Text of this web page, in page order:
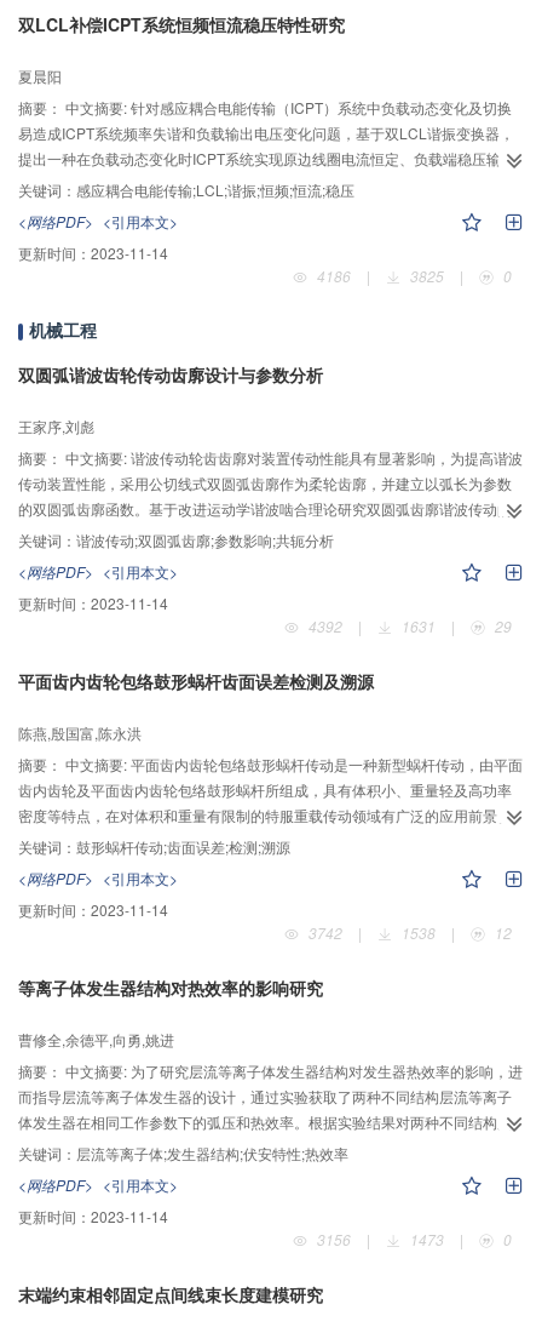
双LCL补偿ICPT系统恒频恒流稳压特性研究
夏晨阳
摘要： 中文摘要: 针对感应耦合电能传输（ICPT）系统中负载动态变化及切换
易造成ICPT系统频率失谐和负载输出电压变化问题，基于双LCL谐振变换器，
提出一种在负载动态变化时ICPT系统实现原边线圈电流恒定、负载端稳压输出
并保证工作频率稳定性的设计方法。本文首先分析了副边LCL补偿ICPT系统的
恒压特性，结合ICPT系统拾取端反射阻抗呈阻容性且容性部分与负载变化无关
这一特点，提出两种原边补偿电路设计方法，同时在此基础上分析了原边LCL
补偿ICPT系统实现原边线圈的恒流工作特性条件；接着给出了双LCL补偿ICPT
系统同时实现原边线圈电流恒定、负载端电压稳定、工作频率稳定的总体条
后，搭建仿真和实验平台，对理论分析进行了仿真和实验验证，仿真和实验结
果验证了理论分析方法的可行性。
关键词： 感应耦合电能传输;LCL;谐振;恒频;恒流;稳压
<网络PDF> <引用本文>
更新时间： 2023-11-14
4186
| 3825 | 0
机械工程
双圆弧谐波齿轮传动齿廓设计与参数分析
王家序,刘彪
摘要： 中文摘要: 谐波传动轮齿齿廓对装置传动性能具有显著影响，为提高谐波
传动装置性能，采用公切线式双圆弧齿廓作为柔轮齿廓，并建立以弧长为参数
的双圆弧齿廓函数。基于改进运动学谐波啮合理论研究双圆弧齿廓谐波传动的
共轭区域、共轭齿廓，并分析啮合参数和结构参数对共轭区域及共轭齿廓的影
响规律。研究结果表明：双圆弧齿廓谐波传动在啮合过程中有两个共轭区域，
且存在两次啮合及两点啮合现象；柔轮凸齿廓与凹齿廓圆弧半径、公切线倾角
与长度、径向变形量系数、壁厚等对谐波传动的共轭角度与区间、共轭齿廓弧
长、共轭齿廓半径与位置等影响显著，且研究实例中适当减小上述啮合参数或
关键词： 谐波传动;双圆弧齿廓;参数影响;共轭分析
<网络PDF> <引用本文>
更新时间： 2023-11-14
4392
| 1631 | 29
平面齿内齿轮包络鼓形蜗杆齿面误差检测及溯源
陈燕,殷国富,陈永洪
摘要： 中文摘要: 平面齿内齿轮包络鼓形蜗杆传动是一种新型蜗杆传动，由平面
齿内齿轮及平面齿内齿轮包络鼓形蜗杆所组成，具有体积小、重量轻及高功率
密度等特点，在对体积和重量有限制的特服重载传动领域有广泛的应用前景。
为了掌握平面齿内齿轮包络鼓形蜗杆齿面精度理论，本文利用微分几何与啮合
理论建立含工艺误差的齿面数学模型，基于齿轮测量中心自由扫略功能分析齿
面数据采集方式，探讨测头半径补偿原理及齿形匹配方法等，研究基于遗传算
法的齿面误差溯源优化算法，并对样件齿面进行误差检测试验及误差溯源分
析，验证了上述误差检测原理及溯源方法的可行性。研究内容能为平面齿内齿
包络鼓形蜗杆传动的推广和应用。
关键词： 鼓形蜗杆传动;齿面误差;检测;溯源
<网络PDF> <引用本文>
更新时间： 2023-11-14
3742
| 1538 | 12
等离子体发生器结构对热效率的影响研究
曹修全,余德平,向勇,姚进
摘要： 中文摘要: 为了研究层流等离子体发生器结构对发生器热效率的影响，进
而指导层流等离子体发生器的设计，通过实验获取了两种不同结构层流等离子
体发生器在相同工作参数下的弧压和热效率。根据实验结果对两种不同结构层
流等离子体发生器的弧压特性和热效率进行对比分析。分析结果表明：采用纯
氮气作为工作气体时，在相同工作参数下，虽然分段式阳极结构层流等离子体
发生器的弧压较高，但其热效率较传统两极式层流等离子体发生器低。
关键词： 层流等离子体;发生器结构;伏安特性;热效率
<网络PDF> <引用本文>
更新时间： 2023-11-14
3156
| 1473 | 0
末端约束相邻固定点间线束长度建模研究